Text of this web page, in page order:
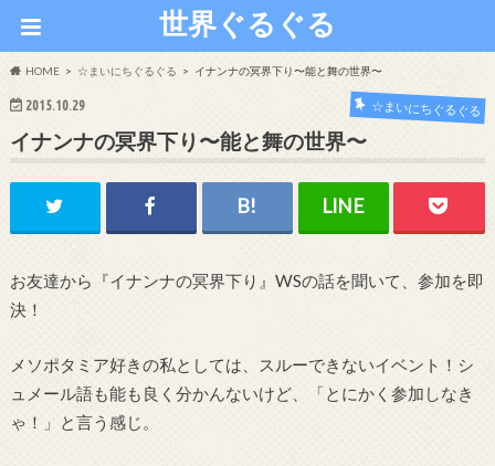
世界ぐるぐる
HOME ☆まいにちぐるぐる イナンナの冥界下り〜能と舞の世界〜
2015.10.29 ☆まいにちぐるぐる
イナンナの冥界下り〜能と舞の世界〜
お友達から『イナンナの冥界下り』WSの話を聞いて、参加を即
決！
メソポタミア好きの私としては、スルーできないイベント！シ
ュメール語も能も良く分かんないけど、「とにかく参加しなき
ゃ！」と言う感じ。